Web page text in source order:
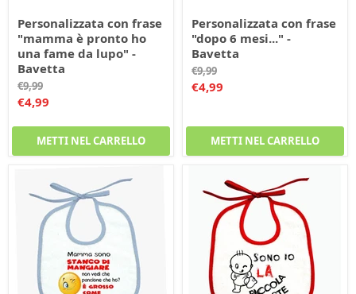
Personalizzata con frase
"mamma è pronto ho
una fame da lupo" -
Bavetta
Prezzo
originale
€9,99
Prezzo
€4,99
METTI NEL CARRELLO
Personalizzata con frase
"dopo 6 mesi..." -
Bavetta
Prezzo
originale
€9,99
Prezzo
€4,99
METTI NEL CARRELLO